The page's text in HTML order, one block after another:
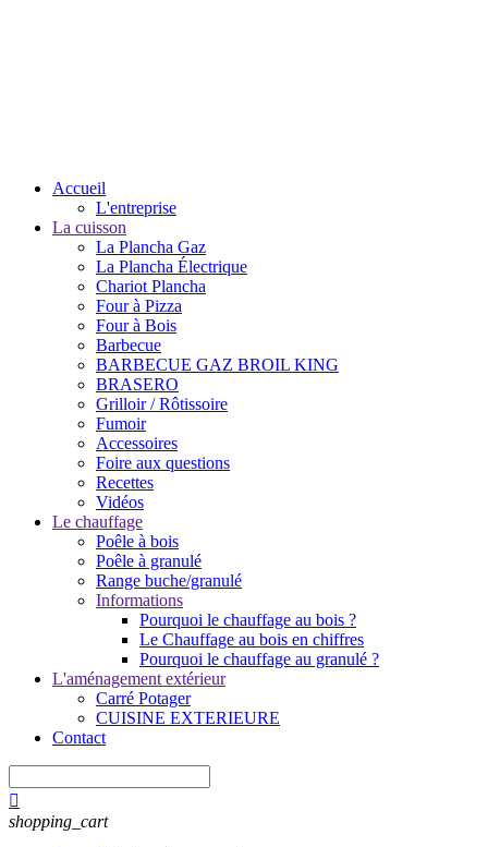
Accueil
L'entreprise
La cuisson
La Plancha Gaz
La Plancha Électrique
Chariot Plancha
Four à Pizza
Four à Bois
Barbecue
BARBECUE GAZ BROIL KING
BRASERO
Grilloir / Rôtissoire
Fumoir
Accessoires
Foire aux questions
Recettes
Vidéos
Le chauffage
Poêle à bois
Poêle à granulé
Range buche/granulé
Informations
Pourquoi le chauffage au bois ?
Le Chauffage au bois en chiffres
Pourquoi le chauffage au granulé ?
L'aménagement extérieur
Carré Potager
CUISINE EXTERIEURE
Contact

shopping_cart